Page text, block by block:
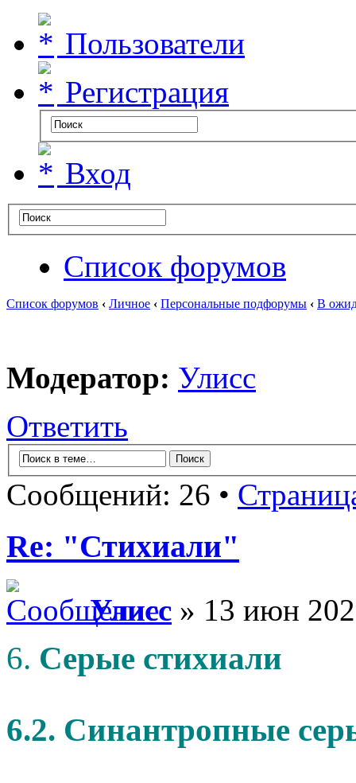
Пользователи
Регистрация
Вход
Список форумов
Список форумов ‹ Личное ‹ Персональные подфорумы ‹ В
Модератор: Улисс
Ответить
Сообщений: 26 •
Re: "Стихиали"
Улисс » 13 июн
6. Серые стихиали
6.2. Синантропные